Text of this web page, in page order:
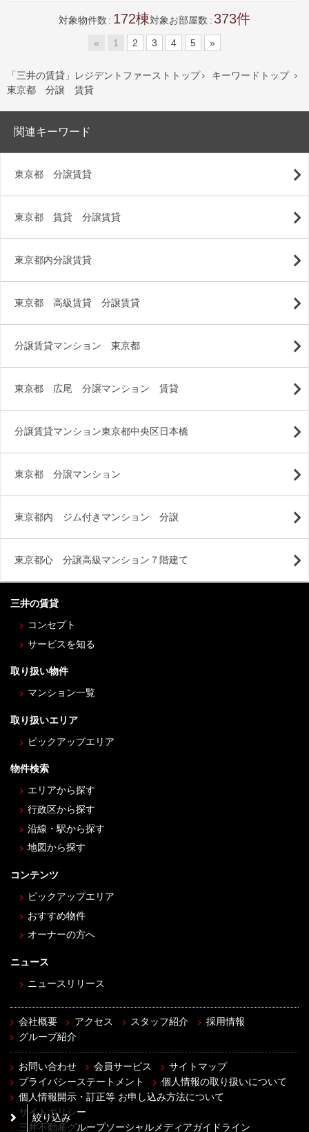
対象物件数 172 対象お部屋数 373
« 1 2 3 4 5 »
「三井の賃貸」レジデントファーストトップ  キーワードトップ 
東京都 分譲 賃貸
関連キーワード
東京都 分譲賃貸
東京都 賃貸 分譲賃貸
東京都内分譲賃貸
東京都 高級賃貸 分譲賃貸
分譲賃貸マンション 東京都
東京都 広尾 分譲マンション 賃貸
分譲賃貸マンション東京都中央区日本橋
東京都 分譲マンション
東京都内 ジム付きマンション 分譲
東京都心 分譲高級マンション７階建て
絞り込み
三井の賃貸
コンセプト
サービスを知る
取り扱い物件
マンション一覧
取り扱いエリア
ピックアップエリア
物件検索
エリアから探す
行政区から探す
沿線・駅から探す
地図から探す
コンテンツ
ピックアップエリア
おすすめ物件
オーナーの方へ
ニュース
ニュースリリース
会社概要 アクセス スタッフ紹介
採用情報
グループ紹介
お問い合わせ 会員サービス
サイトマップ
プライバシーステートメント
個人情報の取り扱いについて
個人情報開示・訂正等 お申し込み方法について
サイトポリシー
三井不動産グループソーシャルメディアガイドライン